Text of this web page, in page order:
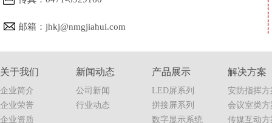
邮箱：jhkj@nmgjiahui.com
关于我们
企业简介
企业荣誉
企业资质
新闻动态
公司新闻
行业动态
产品展示
LED屏系列
拼接屏系列
数字显示系统
解决方案
安防指挥方
会议室类方
传媒互动方